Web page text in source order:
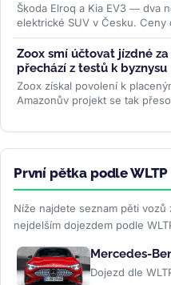
Škoda Elroq a Kia EV3 — dva
elektrické SUV v Česku. Ceny
ale auta jsou...>>
Zoox smí účtovat jízdné
přechází z testů k byznysu
Zoox získal povolení k
Amazonův projekt se tak
První pětka podle WLTP
Níže najdete seznam pěti vozů
nejdelším dojezdem podle
Mercedes-
Dojezd dle